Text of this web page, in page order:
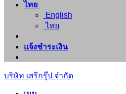
ไทย
English
ไทย
แจ้งชำระเงิน
บริษัท เสรีกรุ๊ป จำกัด